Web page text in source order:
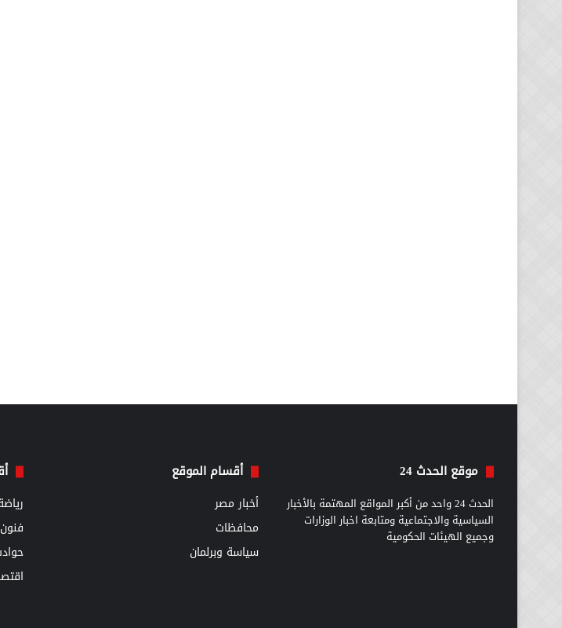
موقع الحدث 24
الحدث 24 واحد من أكبر المواقع المهتمة بالأخبار
السياسية والاجتماعية ومتابعة اخبار الوزارات
وجميع الهيئات الحكومية
أقسام الموقع
أخبار مصر
محافظات
سياسة وبرلمان
فنون